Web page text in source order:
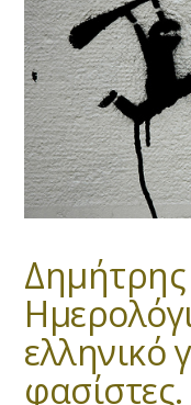
ελληνικό